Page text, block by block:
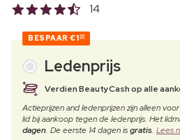
14
BESPAAR €130
Ledenprijs
Verdien BeautyCash op alle
Actieprijzen and ledenprijzen zijn alleen
lid bij aankoop tegen de ledenprijs. Het
dagen. De eerste 14 dagen isgratis. Lees